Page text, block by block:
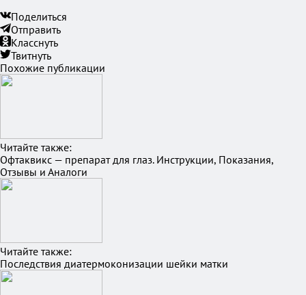
Поделиться
Отправить
Класснуть
Твитнуть
Похожие публикации
Читайте также:
Офтаквикс — препарат для глаз. Инструкции, Показания,
Отзывы и Аналоги
Читайте также:
Последствия диатермоконизации шейки матки